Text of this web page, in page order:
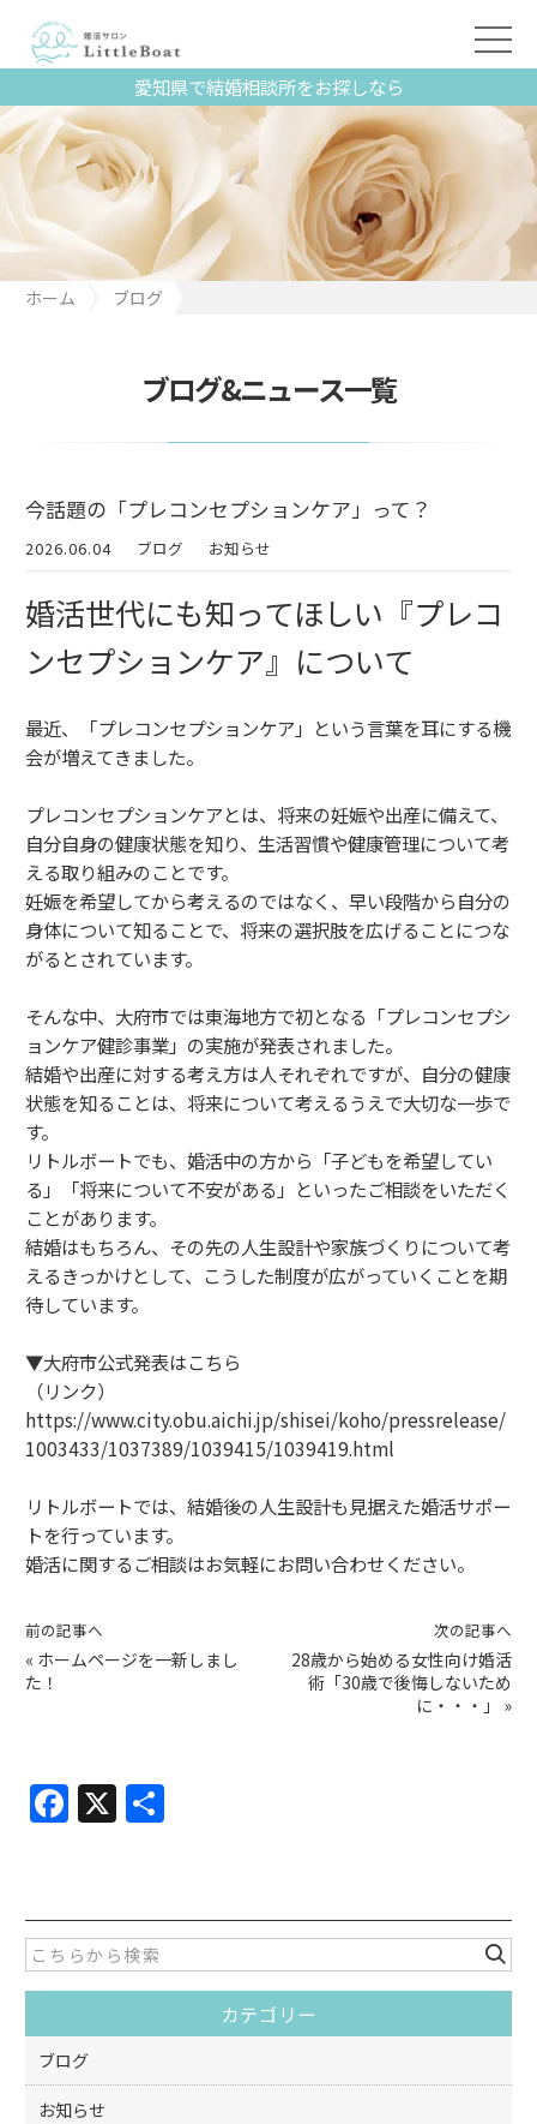
愛知県で結婚相談所をお探しなら
ホーム
ブログ
ブログ&ニュース一覧
今話題の「プレコンセプションケア」って？
2026.06.04 ブログ お知らせ
婚活世代にも知ってほしい『プレコ
ンセプションケア』について
最近、「プレコンセプションケア」という言葉を耳にする機
会が増えてきました。
プレコンセプションケアとは、将来の妊娠や出産に備えて、
自分自身の健康状態を知り、生活習慣や健康管理について考
える取り組みのことです。
妊娠を希望してから考えるのではなく、早い段階から自分の
身体について知ることで、将来の選択肢を広げることにつな
がるとされています。
そんな中、大府市では東海地方で初となる「プレコンセプシ
ョンケア健診事業」の実施が発表されました。
結婚や出産に対する考え方は人それぞれですが、自分の健康
状態を知ることは、将来について考えるうえで大切な一歩で
す。
リトルボートでも、婚活中の方から「子どもを希望してい
る」「将来について不安がある」といったご相談をいただく
ことがあります。
結婚はもちろん、その先の人生設計や家族づくりについて考
えるきっかけとして、こうした制度が広がっていくことを期
待しています。
▼大府市公式発表はこちら
（リンク）
https://www.city.obu.aichi.jp/shisei/koho/pressrelease/
1003433/1037389/1039415/1039419.html
リトルボートでは、結婚後の人生設計も見据えた婚活サポー
トを行っています。
婚活に関するご相談はお気軽にお問い合わせください。
前の記事へ
« ホームページを一新しまし
た！
次の記事へ
28歳から始める女性向け婚活
術「30歳で後悔しないため
に・・・」
»
F
a
e
b
o
o
k
X
カテゴリー
ブログ
お知らせ